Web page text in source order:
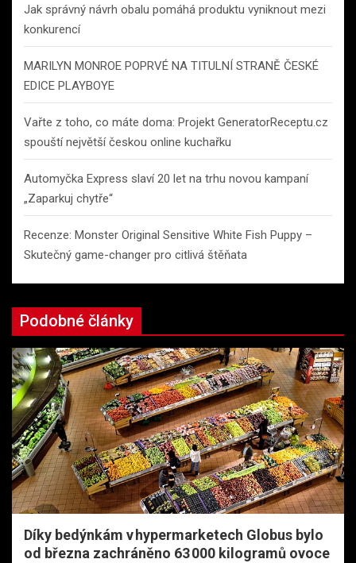
Jak správný návrh obalu pomáhá produktu vyniknout mezi
konkurencí
MARILYN MONROE POPRVÉ NA TITULNÍ STRANĚ ČESKÉ
EDICE PLAYBOYE
Vařte z toho, co máte doma: Projekt GeneratorReceptu.cz
spouští největší českou online kuchařku
Automyčka Express slaví 20 let na trhu novou kampaní
„Zaparkuj chytře“
Recenze: Monster Original Sensitive White Fish Puppy –
Skutečný game-changer pro citlivá štěňata
Podobné články
Díky bedýnkám v hypermarketech Globus bylo
od března zachráněno 63 000 kilogramů ovoce